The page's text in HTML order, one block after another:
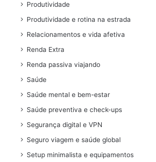
Produtividade
Produtividade e rotina na estrada
Relacionamentos e vida afetiva
Renda Extra
Renda passiva viajando
Saúde
Saúde mental e bem-estar
Saúde preventiva e check-ups
Segurança digital e VPN
Seguro viagem e saúde global
Setup minimalista e equipamentos